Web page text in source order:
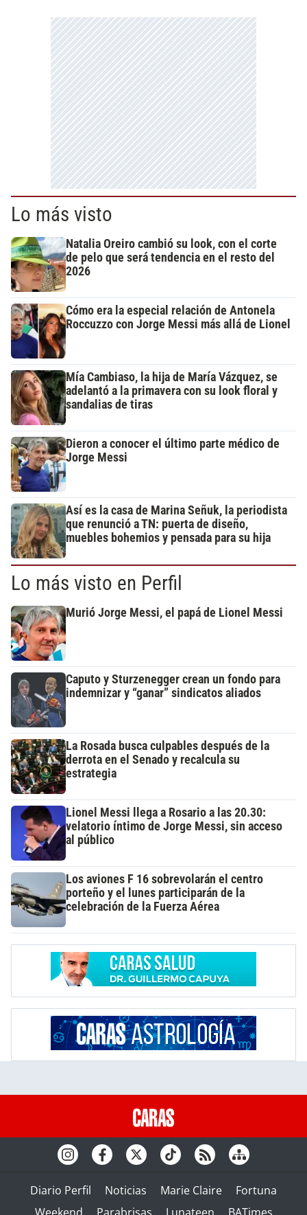
Lo más visto
Natalia Oreiro cambió su look, con el corte
de pelo que será tendencia en el resto del
2026
Cómo era la especial relación de Antonela
Roccuzzo con Jorge Messi más allá de Lionel
Mía Cambiaso, la hija de María Vázquez, se
adelantó a la primavera con su look floral y
sandalias de tiras
Dieron a conocer el último parte médico de
Jorge Messi
Así es la casa de Marina Señuk, la periodista
que renunció a TN: puerta de diseño,
muebles bohemios y pensada para su hija
Lo más visto en Perfil
Murió Jorge Messi, el papá de Lionel Messi
Caputo y Sturzenegger crean un fondo para
indemnizar y “ganar” sindicatos aliados
La Rosada busca culpables después de la
derrota en el Senado y recalcula su
estrategia
Lionel Messi llega a Rosario a las 20.30:
velatorio íntimo de Jorge Messi, sin acceso
al público
Los aviones F 16 sobrevolarán el centro
porteño y el lunes participarán de la
celebración de la Fuerza Aérea
Diario Perfil Noticias Marie Claire
Fortuna